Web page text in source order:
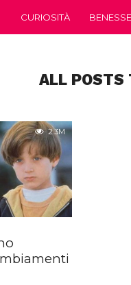
CURIOSITÀ
ALL POSTS
2.3M